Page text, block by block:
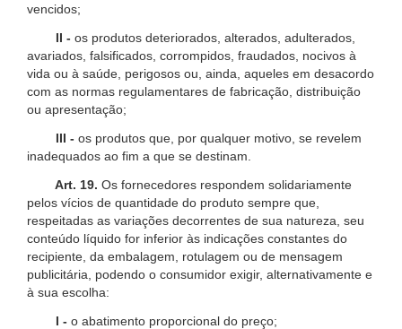
vencidos;
II - os produtos deteriorados, alterados, adulterados,
avariados, falsificados, corrompidos, fraudados, nocivos à
vida ou à saúde, perigosos ou, ainda, aqueles em desacordo
com as normas regulamentares de fabricação, distribuição
ou apresentação;
III - os produtos que, por qualquer motivo, se revelem
inadequados ao fim a que se destinam.
Art. 19. Os fornecedores respondem solidariamente
pelos vícios de quantidade do produto sempre que,
respeitadas as variações decorrentes de sua natureza, seu
conteúdo líquido for inferior às indicações constantes do
recipiente, da embalagem, rotulagem ou de mensagem
publicitária, podendo o consumidor exigir, alternativamente e
à sua escolha:
I - o abatimento proporcional do preço;